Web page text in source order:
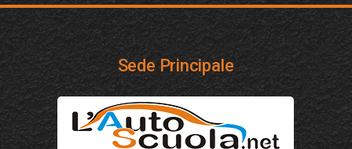
Sede Principale